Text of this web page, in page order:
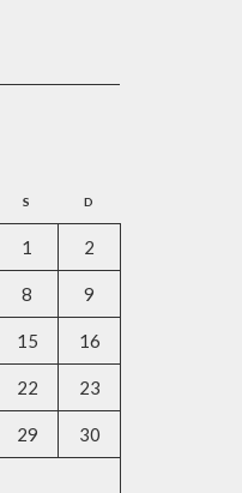
S D
1 2
8 9
15 16
22 23
29 30